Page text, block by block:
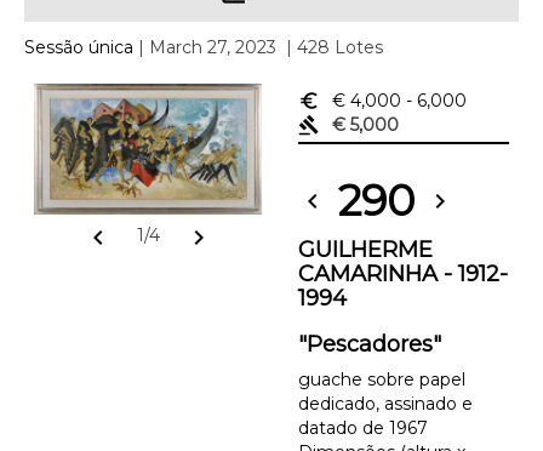
Sessão única | March 27, 2023 | 428 Lotes
chevron_left 1/4 chevron_right
euro_symbol € 4,000 - 6,000
gavel
€ 5,000
chevron_left 290 chevron_right
GUILHERME
CAMARINHA - 1912-
1994
"Pescadores"
guache sobre papel
dedicado, assinado e
datado de 1967